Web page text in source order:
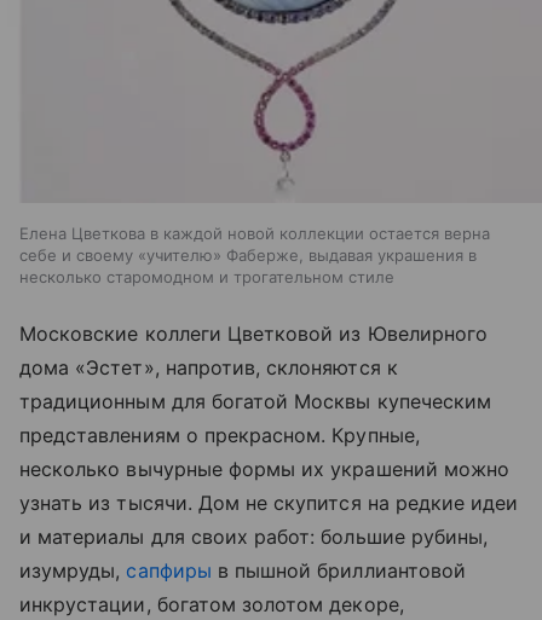
Елена Цветкова в каждой новой коллекции остается верна
себе и своему «учителю» Фаберже, выдавая украшения в
несколько старомодном и трогательном стиле
Московские коллеги Цветковой из Ювелирного
дома «Эстет», напротив, склоняются к
традиционным для богатой Москвы купеческим
представлениям о прекрасном. Крупные,
несколько вычурные формы их украшений можно
узнать из тысячи. Дом не скупится на редкие идеи
и материалы для своих работ: большие рубины,
изумруды, сапфиры в пышной бриллиантовой
инкрустации, богатом золотом декоре,